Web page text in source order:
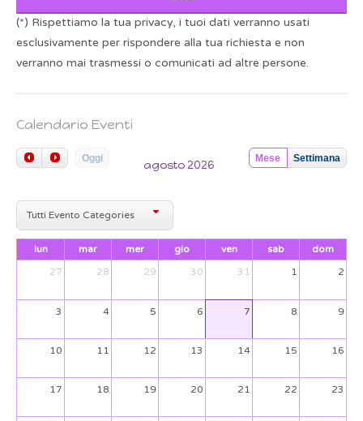
(*) Rispettiamo la tua privacy, i tuoi dati verranno usati
esclusivamente per rispondere alla tua richiesta e non
verranno mai trasmessi o comunicati ad altre persone.
Calendario Eventi
Oggi Mese Settimana
agosto 2026
Tutti Evento Categories
lun mar mer gio ven sab
dom
27
28 29 30 31 1 2
3 4 5 6 7 8 9
10 11 12 13 14 15 16
17 18 19 20 21 22 23